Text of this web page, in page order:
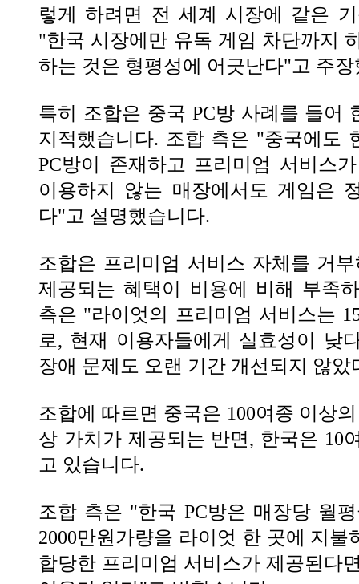
렇게 하려면 전 세계 시장에 같은
"한국 시장에만 유독 게임 차단까지
하는 것은 형평성에 어긋난다"고 주
특히 조합은 중국 PC방 사례를 들어
지적했습니다. 조합 측은 "중국에도
PC방이 존재하고 프리미엄 서비스
이용하지 않는 매장에서도 게임은
다"고 설명했습니다.
조합은 프리미엄 서비스 자체를 거
제공되는 혜택이 비용에 비해 부족
측은 "라이엇의 프리미엄 서비스는
로, 현재 이용자들에게 실효성이 낮
장애 문제도 오랜 기간 개선되지 않
조합에 따르면 중국은 100여종 이상
상 가치가 제공되는 반면, 한국은 10
고 있습니다.
조합 측은 "한국 PC방은 매장당 월
2000만원가량을 라이엇 한 곳에 지
합당한 프리미엄 서비스가 제공된다